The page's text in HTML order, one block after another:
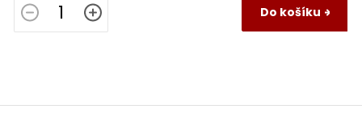
Do košíku
Z